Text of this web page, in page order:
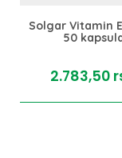
Solgar Vitamin
50
2.783,50